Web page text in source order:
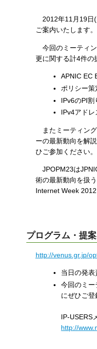
2012年11月19日(
ご案内いたします。
今回のミーティン
更に関する計4件の
APNIC EC
ポリシー
IPv6のPI
IPv4アド
またミーティング
ーの最新動向を解
ひご参加ください。
JPOPM23は
術の最新動向を扱
Internet Week
プログラム・提
http://venus.gr.jp/
当日の発表
今回のミ
にぜひご登
IP-USERS
http://